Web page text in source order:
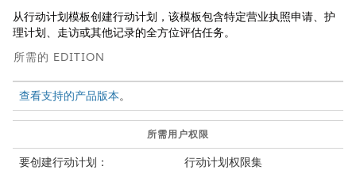
从行动计划模板创建行动计划，该模板包含特定营业执照申请、护
理计划、走访或其他记录的全方位评估任务。
所需的 EDITION
查看支持的产品版本。
所需用户权限
要创建行动计划： 行动计划权限集